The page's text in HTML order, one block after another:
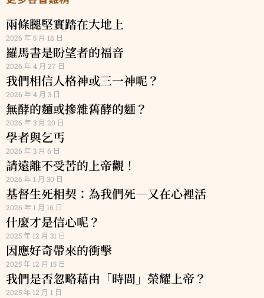
兩條腿堅實踏在大地上
2026 年 5 月 18 日
羅馬書是盼望者的福音
2026 年 4 月 27 日
我們相信人格神或三一神呢？
2026 年 4 月 3 日
無酵的麵或摻雜舊酵的麵？
2026 年 3 月 20 日
學者與乞丐
2026 年 3 月 6 日
請遠離不受苦的上帝觀！
2026 年 1 月 30 日
基督生死相契：為我們死—又在心裡活
2026 年 1 月 16 日
什麼才是信心呢？
2025 年 12 月 31 日
因應好奇帶來的衝擊
2025 年 12 月 15 日
我們是否忽略藉由「時間」榮耀上帝？
2025 年 12 月 1 日